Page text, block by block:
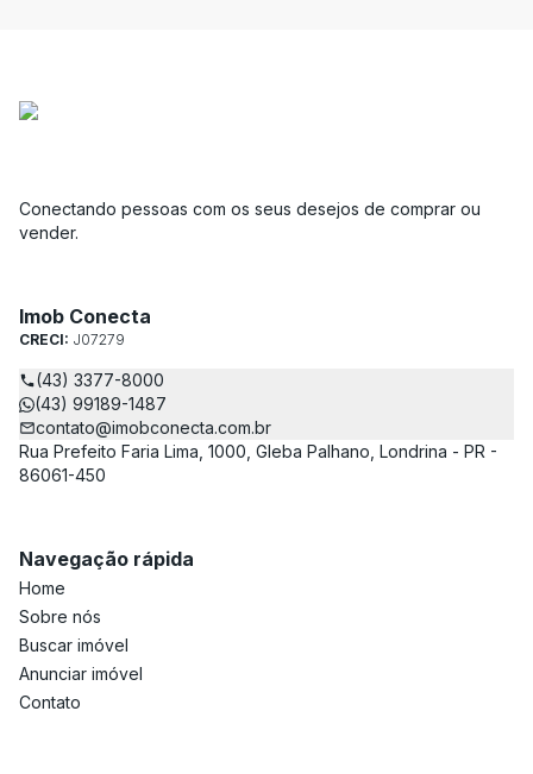
Conectando pessoas com os seus desejos de comprar ou
vender.
Imob Conecta
CRECI: J07279
(43) 3377-8000
(43) 99189-1487
contato@imobconecta.com.br
Rua Prefeito Faria Lima, 1000, Gleba Palhano, Londrina - PR -
86061-450
Navegação rápida
Home
Sobre nós
Buscar imóvel
Anunciar imóvel
Contato